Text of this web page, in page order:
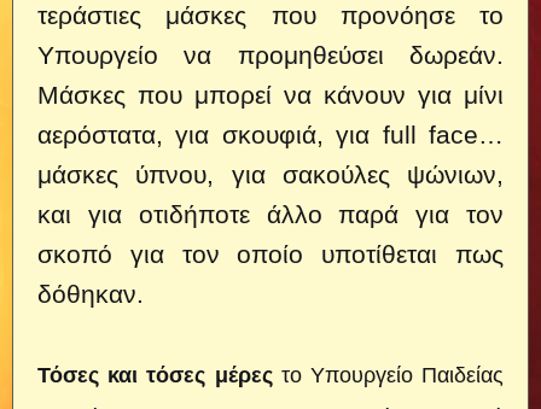
τεράστιες μάσκες που προνόησε το
Υπουργείο να προμηθεύσει δωρεάν.
Μάσκες που μπορεί να κάνουν για μίνι
αερόστατα, για σκουφιά, για full face…
μάσκες ύπνου, για σακούλες ψώνιων,
και για οτιδήποτε άλλο παρά για τον
σκοπό για τον οποίο υποτίθεται πως
δόθηκαν.
Τόσες και τόσες μέρεςτο Υπουργείο Παιδείας